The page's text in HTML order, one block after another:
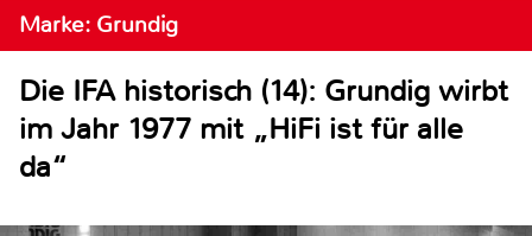
Marke: Grundig
Die IFA historisch (14): Grundig wirbt
im Jahr 1977 mit „HiFi ist für alle
da“